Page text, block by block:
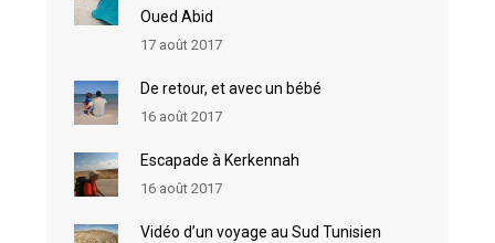
Oued Abid
17 août 2017
De retour, et avec un bébé
16 août 2017
Escapade à Kerkennah
16 août 2017
Vidéo d’un voyage au Sud Tunisien